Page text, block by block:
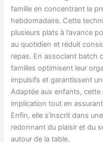
famille en concentrant la
hebdomadaire. Cette
plusieurs plats à l’avance
au quotidien et réduit
repas. En associant batch
familles optimisent leur
impulsifs et garantissent
Adaptée aux enfants,
implication tout en
Enfin, elle s’inscrit dans
redonnant du plaisir et du
autour de la table.